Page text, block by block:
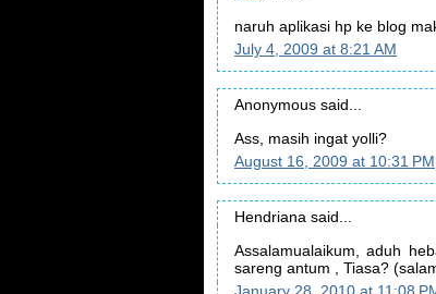
naruh aplikasi hp ke blog
July 4, 2009 at 8:21 AM
Anonymous said...
Ass, masih ingat yolli?
August 16, 2009 at 10:31 PM
Hendriana said...
Assalamualaikum, aduh
sareng antum , Tiasa?